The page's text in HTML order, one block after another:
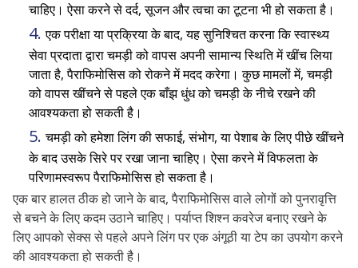
चाहिए। ऐसा करने से दर्द, सूजन और त्वचा का टूटना भी हो सकता है।
एक परीक्षा या प्रक्रिया के बाद, यह सुनिश्चित करना कि स्वास्थ्य
सेवा प्रदाता द्वारा चमड़ी को वापस अपनी सामान्य स्थिति में खींच लिया
जाता है, पैराफिमोसिस को रोकने में मदद करेगा। कुछ मामलों में, चमड़ी
को वापस खींचने से पहले एक बाँझ धुंध को चमड़ी के नीचे रखने की
आवश्यकता हो सकती है।
चमड़ी को हमेशा लिंग की सफाई, संभोग, या पेशाब के लिए पीछे खींचने
के बाद उसके सिरे पर रखा जाना चाहिए। ऐसा करने में विफलता के
परिणामस्वरूप पैराफिमोसिस हो सकता है।
एक बार हालत ठीक हो जाने के बाद, पैराफिमोसिस वाले लोगों को पुनरावृत्ति
से बचने के लिए कदम उठाने चाहिए। पर्याप्त शिश्न कवरेज बनाए रखने के
लिए आपको सेक्स से पहले अपने लिंग पर एक अंगूठी या टेप का उपयोग करने
की आवश्यकता हो सकती है।